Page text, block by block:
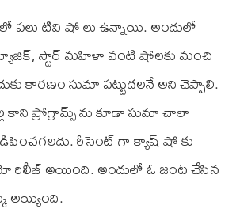
పలు టి‌వి షో లు ఉన్నాయి. అందులో
స్టార్ మహిళా వంటి షోలకు మంచి
కారణం సుమా పట్టుదలనే అని చెప్పాలి.
కాని ప్రోగ్రామ్స్ ను కూడా సుమా చాలా
రీసెంట్ గా క్యాష్ షో కు
రిలీజ్ అయింది. అందులో ఓ జంట చేసిన
అయ్యింది.